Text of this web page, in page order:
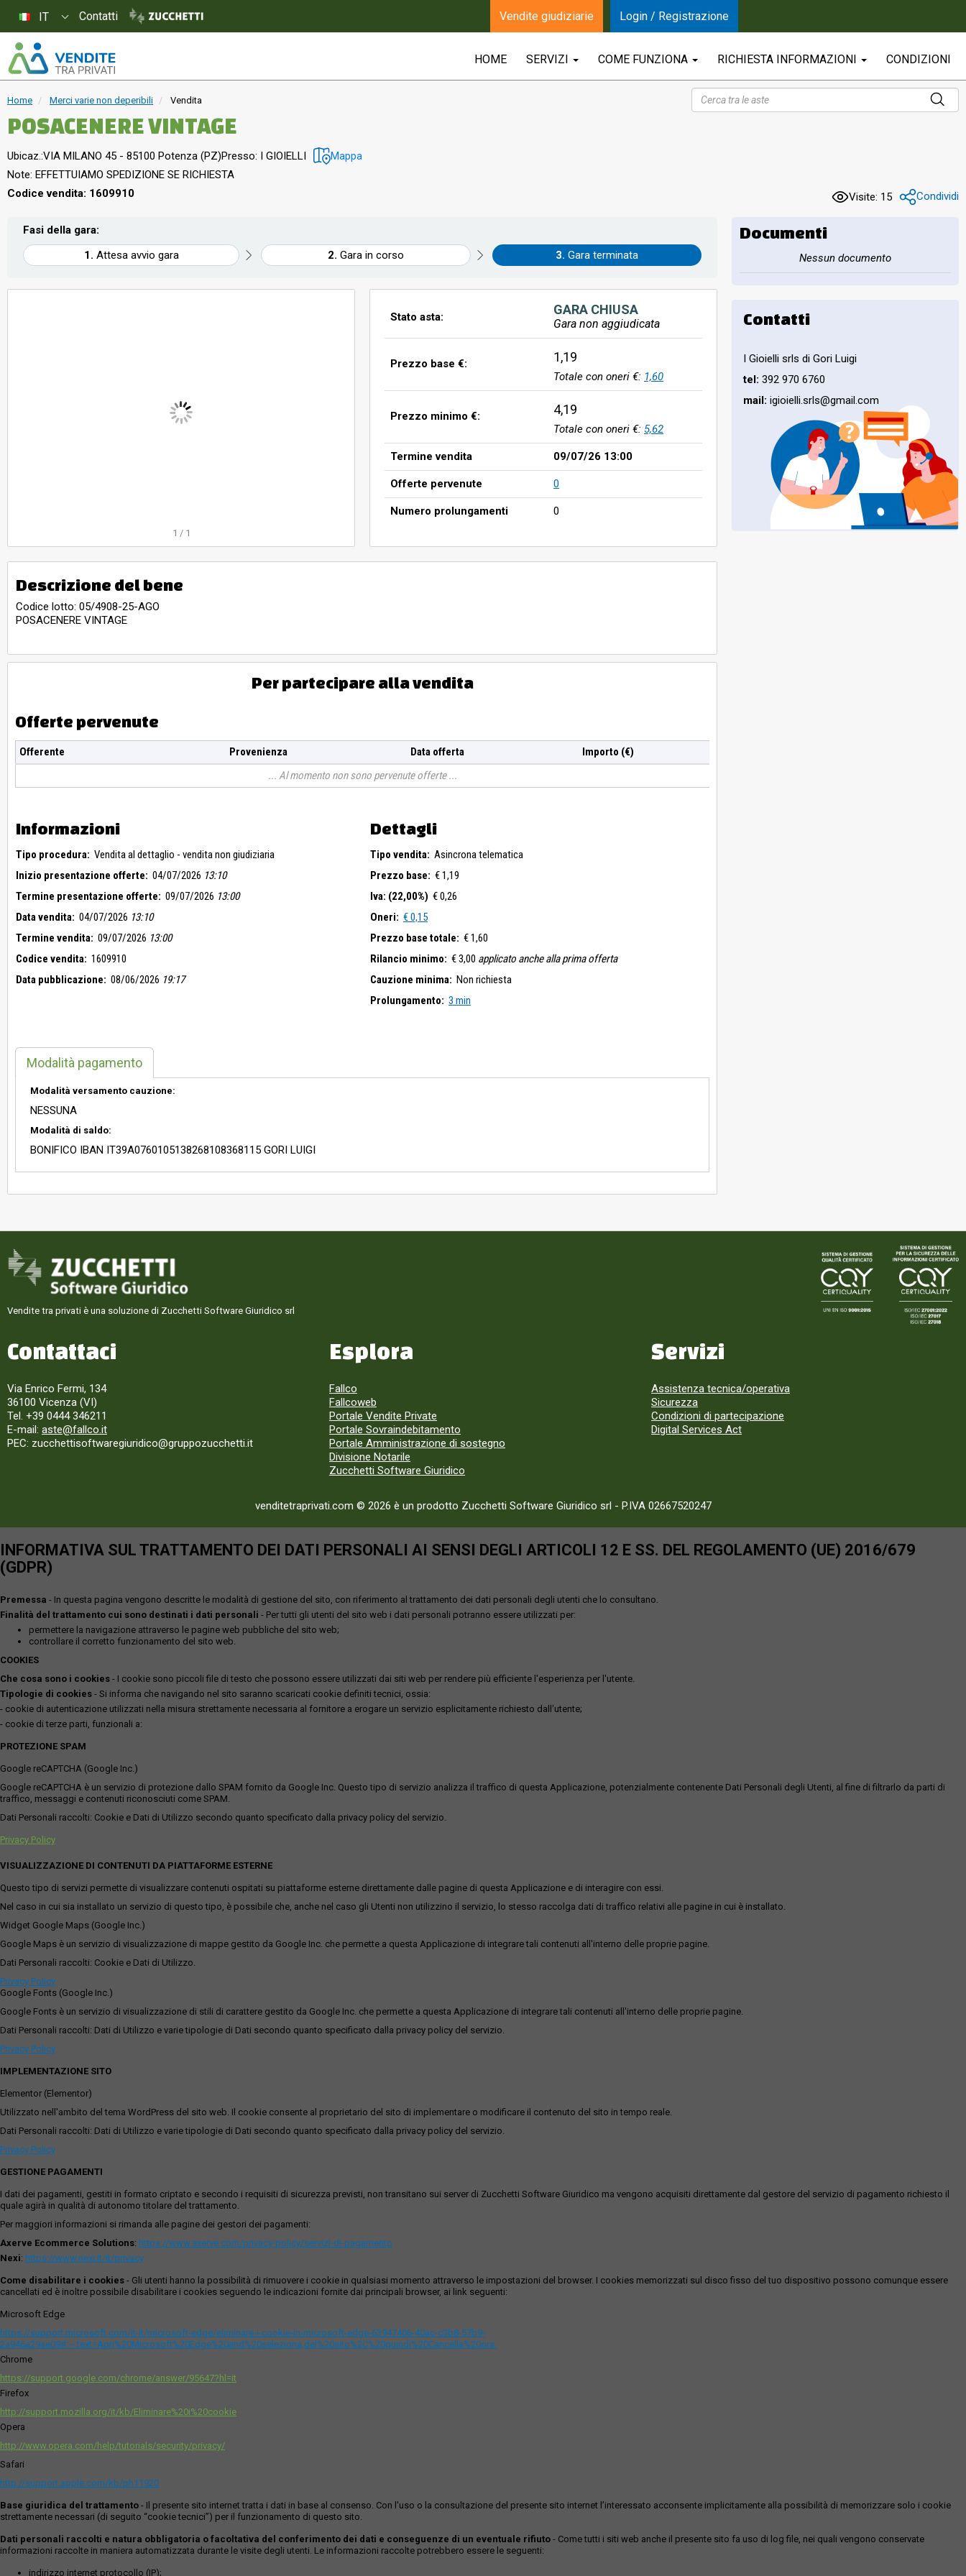
HOME SERVIZI COME FUNZIONA RICHIESTA INFORMAZIONI CONDIZIONI
Home Merci varie non deperibili Vendita
POSACENERE VINTAGE
Ubicaz.:VIA MILANO 45 - 85100 Potenza (PZ)Presso: I GIOIELLI Mappa
Note: EFFETTUIAMO SPEDIZIONE SE RICHIESTA
Codice vendita: 1609910
Visite: 15 Condividi
Fasi della gara:
Attesa avvio gara
Gara in corso Gara terminata
1 / 1
Stato asta: GARA CHIUSA
Gara non aggiudicata
Prezzo base €: 1,19
Totale con oneri €: 1,60
Prezzo minimo €: 4,19
Totale con oneri €: 5,62
Termine vendita 09/07/26 13:00
Offerte pervenute 0
Numero prolungamenti 0
Descrizione del bene
Codice lotto: 05/4908-25-AGO
POSACENERE VINTAGE
Per partecipare alla vendita
Offerte pervenute
Offerente Provenienza Data offerta
Importo (€)
Al momento non sono pervenute offerte
Informazioni
Tipo procedura: Vendita al dettaglio - vendita non giudiziaria
Inizio presentazione offerte: 04/07/2026 13:10
Termine presentazione offerte: 09/07/2026 13:00
Data vendita: 04/07/2026 13:10
Termine vendita: 09/07/2026 13:00
Codice vendita: 1609910
Data pubblicazione: 08/06/2026 19:17
Dettagli
Tipo vendita: Asincrona telematica
Prezzo base: € 1,19
Iva: (22,00%) € 0,26
Oneri: € 0,15
Prezzo base totale: € 1,60
Rilancio minimo: € 3,00 applicato anche alla prima offerta
Cauzione minima: Non richiesta
Prolungamento: 3 min
Modalità pagamento
Modalità versamento cauzione:
NESSUNA
Modalità di saldo:
BONIFICO IBAN IT39A0760105138268108368115 GORI LUIGI
Documenti
Nessun documento
Contatti
I Gioielli srls di Gori Luigi
tel: 392 970 6760
mail: igioielli.srls@gmail.com
Vendite tra privati è una soluzione di Zucchetti Software Giuridico srl
Contattaci
Via Enrico Fermi, 134
36100 Vicenza (VI)
Tel. +39 0444 346211
E-mail: aste@fallco.it
PEC: zucchettisoftwaregiuridico@gruppozucchetti.it
Esplora
Fallco
Fallcoweb
Portale Vendite Private
Portale Sovraindebitamento
Portale Amministrazione di sostegno
Divisione Notarile
Zucchetti Software Giuridico
Servizi
Assistenza tecnica/operativa
Sicurezza
Condizioni di partecipazione
Digital Services Act
venditetraprivati.com © 2026 è un prodotto Zucchetti Software Giuridico srl - P.IVA 02667520247
IT Contatti Vendite giudiziarie Login / Registrazione
INFORMATIVA SUL TRATTAMENTO DEI DATI PERSONALI AI SENSI DEGLI ARTICOLI 12 E SS. DEL REGOLAMENTO (UE) 2016/679
(GDPR)
Premessa - In questa pagina vengono descritte le modalità di gestione del sito, con riferimento al trattamento dei dati personali degli utenti che lo consultano.
Finalità del trattamento cui sono destinati i dati personali - Per tutti gli utenti del sito web i dati personali potranno essere utilizzati per:
permettere la navigazione attraverso le pagine web pubbliche del sito web;
controllare il corretto funzionamento del sito web.
COOKIES
Che cosa sono i cookies - I cookie sono piccoli file di testo che possono essere utilizzati dai siti web per rendere più efficiente l'esperienza per l'utente.
Tipologie di cookies - Si informa che navigando nel sito saranno scaricati cookie definiti tecnici, ossia:
- cookie di autenticazione utilizzati nella misura strettamente necessaria al fornitore a erogare un servizio esplicitamente richiesto dall'utente;
- cookie di terze parti, funzionali a:
PROTEZIONE SPAM
Google reCAPTCHA (Google Inc.)
Google reCAPTCHA è un servizio di protezione dallo SPAM fornito da Google Inc. Questo tipo di servizio analizza il traffico di questa Applicazione, potenzialmente contenente Dati Personali degli Utenti, al fine di filtrarlo da parti di
traffico, messaggi e contenuti riconosciuti come SPAM.
Dati Personali raccolti: Cookie e Dati di Utilizzo secondo quanto specificato dalla privacy policy del servizio.
Privacy Policy
VISUALIZZAZIONE DI CONTENUTI DA PIATTAFORME ESTERNE
Questo tipo di servizi permette di visualizzare contenuti ospitati su piattaforme esterne direttamente dalle pagine di questa Applicazione e di interagire con essi.
Nel caso in cui sia installato un servizio di questo tipo, è possibile che, anche nel caso gli Utenti non utilizzino il servizio, lo stesso raccolga dati di traffico relativi alle pagine in cui è installato.
Widget Google Maps (Google Inc.)
Google Maps è un servizio di visualizzazione di mappe gestito da Google Inc. che permette a questa Applicazione di integrare tali contenuti all'interno delle proprie pagine.
Dati Personali raccolti: Cookie e Dati di Utilizzo.
Privacy Policy
Google Fonts (Google Inc.)
Google Fonts è un servizio di visualizzazione di stili di carattere gestito da Google Inc. che permette a questa Applicazione di integrare tali contenuti all'interno delle proprie pagine.
Dati Personali raccolti: Dati di Utilizzo e varie tipologie di Dati secondo quanto specificato dalla privacy policy del servizio.
Privacy Policy
IMPLEMENTAZIONE SITO
Elementor (Elementor)
Utilizzato nell'ambito del tema WordPress del sito web. Il cookie consente al proprietario del sito di implementare o modificare il contenuto del sito in tempo reale.
Dati Personali raccolti: Dati di Utilizzo e varie tipologie di Dati secondo quanto specificato dalla privacy policy del servizio.
Privacy Policy
GESTIONE PAGAMENTI
I dati dei pagamenti, gestiti in formato criptato e secondo i requisiti di sicurezza previsti, non transitano sui server di Zucchetti Software Giuridico ma vengono acquisiti direttamente dal gestore del servizio di pagamento richiesto il
quale agirà in qualità di autonomo titolare del trattamento.
Per maggiori informazioni si rimanda alle pagine dei gestori dei pagamenti:
Axerve Ecommerce Solutions: https://www.axerve.com/privacy-policy/servizi-di-pagamento
Nexi: https://www.nexi.it/it/privacy
Come disabilitare i cookies - Gli utenti hanno la possibilità di rimuovere i cookie in qualsiasi momento attraverso le impostazioni del browser. I cookies memorizzati sul disco fisso del tuo dispositivo possono comunque essere
cancellati ed è inoltre possibile disabilitare i cookies seguendo le indicazioni fornite dai principali browser, ai link seguenti:
Microsoft Edge
https://support.microsoft.com/it-it/microsoft-edge/eliminare-i-cookie-in-microsoft-edge-63947406-40ac-c3b8-57b9-
2a946a29ae09#:~:text=Apri%20Microsoft%20Edge%20and%20seleziona,del%20sito%2C%20quindi%20Cancella%20ora.
Chrome
https://support.google.com/chrome/answer/95647?hl=it
Firefox
http://support.mozilla.org/it/kb/Eliminare%20i%20cookie
Opera
http://www.opera.com/help/tutorials/security/privacy/
Safari
http://support.apple.com/kb/ph11920
Base giuridica del trattamento - Il presente sito internet tratta i dati in base al consenso. Con l'uso o la consultazione del presente sito internet l’interessato acconsente implicitamente alla possibilità di memorizzare solo i cookie
strettamente necessari (di seguito “cookie tecnici”) per il funzionamento di questo sito.
Dati personali raccolti e natura obbligatoria o facoltativa del conferimento dei dati e conseguenze di un eventuale rifiuto - Come tutti i siti web anche il presente sito fa uso di log file, nei quali vengono conservate
informazioni raccolte in maniera automatizzata durante le visite degli utenti. Le informazioni raccolte potrebbero essere le seguenti:
indirizzo internet protocollo (IP);